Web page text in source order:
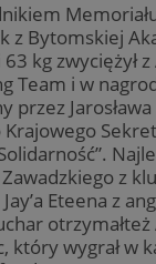
z Bytomskiej
kg zwyciężył
Team i w
przez
z
Eteena z
który wygrał w